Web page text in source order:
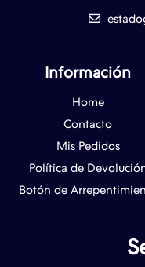
Información
Home
Contacto
Mis Pedidos
Política de
Botón de